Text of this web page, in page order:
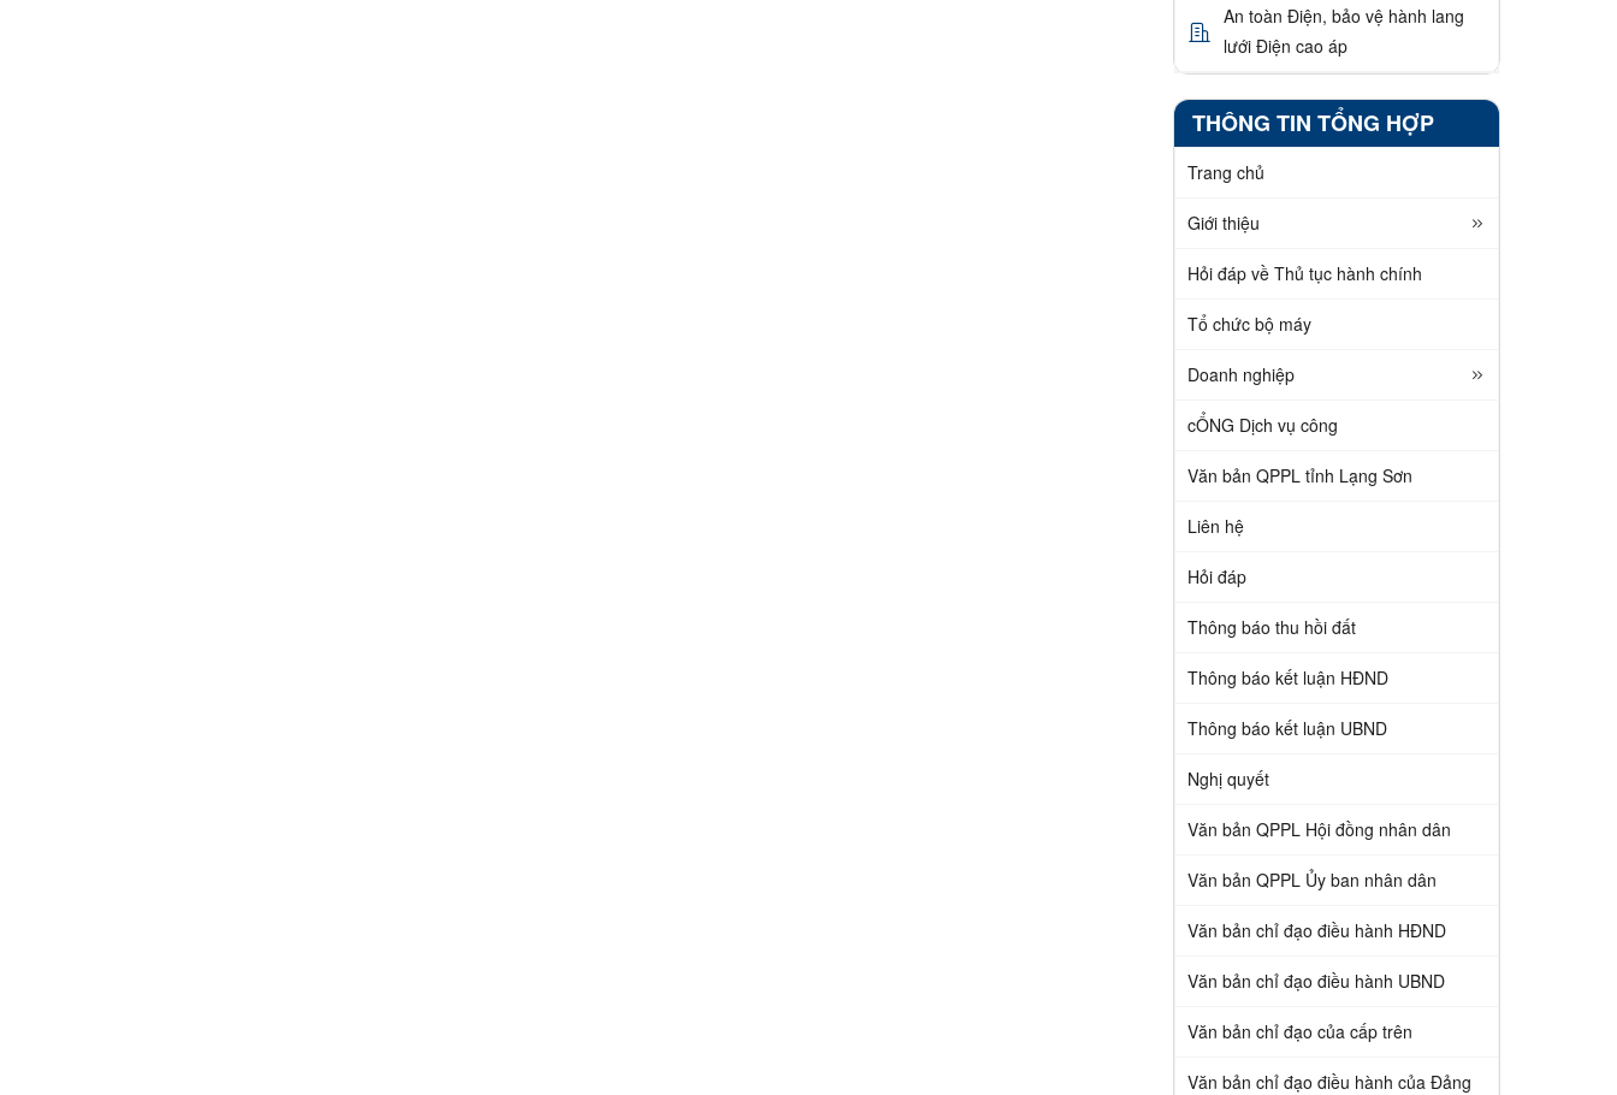
An toàn Điện, bảo vệ hành lang
lưới Điện cao áp
THÔNG TIN TỔNG HỢP
Trang chủ
Giới thiệu
Hỏi đáp về Thủ tục hành chính
Tổ chức bộ máy
Doanh nghiệp
cỔNG Dịch vụ công
Văn bản QPPL tỉnh Lạng Sơn
Liên hệ
Hỏi đáp
Thông báo thu hồi đất
Thông báo kết luận HĐND
Thông báo kết luận UBND
Nghị quyết
Văn bản QPPL Hội đồng nhân dân
Văn bản QPPL Ủy ban nhân dân
Văn bản chỉ đạo điều hành HĐND
Văn bản chỉ đạo điều hành UBND
Văn bản chỉ đạo của cấp trên
Văn bản chỉ đạo điều hành của Đảng